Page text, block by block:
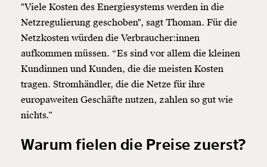
Veränderung
beginnt mit Dir!
"Viele Kosten des Energiesystems werden in die
Netzregulierung geschoben", sagt Thoman. Für die
Netzkosten würden die Verbraucher:innen
aufkommen müssen. “Es sind vor allem die kleinen
Kundinnen und Kunden, die die meisten Kosten
tragen. Stromhändler, die die Netze für ihre
europaweiten Geschäfte nutzen, zahlen so gut wie
nichts.”
Warum fielen die Preise zuerst?